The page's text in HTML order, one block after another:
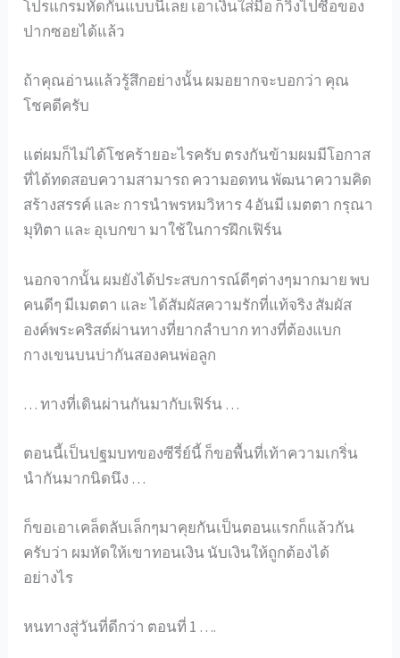
โปรแกรมหัดกันแบบนี้เลย เอาเงินใส่มือ ก็วิ่งไปซื้อของ
ปากซอยได้แล้ว
ถ้าคุณอ่านแล้วรู้สึกอย่างนั้น ผมอยากจะบอกว่า คุณ
โชคดีครับ
แต่ผมก็ไม่ได้โชคร้ายอะไรครับ ตรงกันข้ามผมมีโอกาส
ที่ได้ทดสอบความสามารถ ความอดทน พัฒนาความคิด
สร้างสรรค์ และ การนำพรหมวิหาร 4 อันมี เมตตา กรุณา
มุทิตา และ อุเบกขา มาใช้ในการฝึกเฟิร์น
นอกจากนั้น ผมยังได้ประสบการณ์ดีๆต่างๆมากมาย พบ
คนดีๆ มีเมตตา และ ได้สัมผัสความรักที่แท้จริง สัมผัส
องค์พระคริสต์ผ่านทางที่ยากลำบาก ทางที่ต้องแบก
กางเขนบนบ่ากันสองคนพ่อลูก
… ทางที่เดินผ่านกันมากับเฟิร์น …
ตอนนี้เป็นปฐมบทของซีรี่ย์นี้ ก็ขอพื้นที่เท้าความเกริ่น
นำกันมากนิดนึง …
ก็ขอเอาเคล็ดลับเล็กๆมาคุยกันเป็นตอนแรกก็แล้วกัน
ครับว่า ผมหัดให้เขาทอนเงิน นับเงินให้ถูกต้องได้
อย่างไร
หนทางสู่วันที่ดีกว่า ตอนที่ 1 ….